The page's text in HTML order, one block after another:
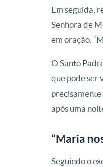
Em seguida,
Senhora de
em oração.
O Santo
que pode ser
após uma
“Maria
Seguindo o